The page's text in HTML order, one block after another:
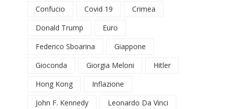
Confucio
Covid 19
Crimea
Donald Trump
Euro
Federico Sboarina
Giappone
Gioconda
Giorgia Meloni
Hitler
Hong Kong
Inflazione
John F. Kennedy
Leonardo Da Vinci